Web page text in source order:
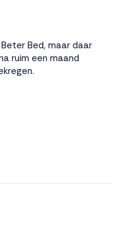
Bed, maar daar
ruim een maand